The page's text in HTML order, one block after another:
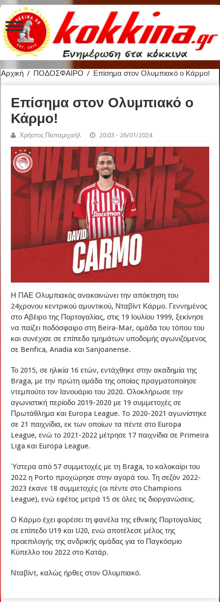
Αρχική / ΠΟΔΟΣΦΑΙΡΟ / Επίσημα στον Ολυμπιακό ο Κάρμο!
Επίσημα στον Ολυμπιακό ο
Κάρμο!
Χρήστος Παπαμιχαήλ 20:03 - 26/01/2024
Η ΠΑΕ Ολυμπιακός ανακοινώνει την απόκτηση του
24χρονου κεντρικού αμυντικού, Νταβίντ Κάρμο. Γεννημένος
στο Αβέιρο της Πορτογαλίας, στις 19 Ιουλίου 1999, ξεκίνησε
να παίζει ποδόσφαιρο στη Beira-Mar, ομάδα του τόπου του
και συνέχισε σε επίπεδο τμημάτων υποδομής αγωνιζόμενος
σε Benfica, Anadia και Sanjoanense.
Το 2015, σε ηλικία 16 ετών, εντάχθηκε στην ακαδημία της
Braga, με την πρώτη ομάδα της οποίας πραγματοποίησε
ντεμπούτο τον Ιανουάριο του 2020. Ολοκλήρωσε την
αγωνιστική περίοδο 2019-2020 με 19 συμμετοχές σε
Πρωτάθλημα και Europa League. To 2020-2021 αγωνίστηκε
σε 21 παιχνίδια, εκ των οποίων τα πέντε στο Europa
League, ενώ το 2021-2022 μέτρησε 17 παιχνίδια σε Primeira
Liga και Europa League.
Ύστερα από 57 συμμετοχές με τη Braga, το καλοκαίρι του
2022 η Porto προχώρησε στην αγορά του. Τη σεζόν 2022-
2023 έκανε 18 συμμετοχές (οι πέντε στο Champions
League), ενώ εφέτος μετρά 15 σε όλες τις διοργανώσεις.
Ο Κάρμο έχει φορέσει τη φανέλα της εθνικής Πορτογαλίας
σε επίπεδο U19 και U20, ενώ αποτέλεσε μέλος της
προεπιλογής της ανδρικής ομάδας για το Παγκόσμιο
Κύπελλο του 2022 στο Κατάρ.
Νταβίντ, καλώς ήρθες στον Ολυμπιακό.